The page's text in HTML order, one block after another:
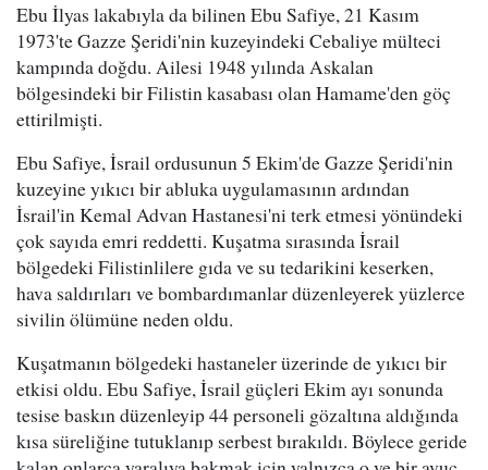
Ebu İlyas lakabıyla da bilinen Ebu Safiye, 21 Kasım
1973'te Gazze Şeridi'nin kuzeyindeki Cebaliye mülteci
kampında doğdu. Ailesi 1948 yılında Askalan
bölgesindeki bir Filistin kasabası olan Hamame'den göç
ettirilmişti.
Ebu Safiye, İsrail ordusunun 5 Ekim'de Gazze Şeridi'nin
kuzeyine yıkıcı bir abluka uygulamasının ardından
İsrail'in Kemal Advan Hastanesi'ni terk etmesi yönündeki
çok sayıda emri reddetti. Kuşatma sırasında İsrail
bölgedeki Filistinlilere gıda ve su tedarikini keserken,
hava saldırıları ve bombardımanlar düzenleyerek yüzlerce
sivilin ölümüne neden oldu.
Kuşatmanın bölgedeki hastaneler üzerinde de yıkıcı bir
etkisi oldu. Ebu Safiye, İsrail güçleri Ekim ayı sonunda
tesise baskın düzenleyip 44 personeli gözaltına aldığında
kısa süreliğine tutuklanıp serbest bırakıldı. Böylece geride